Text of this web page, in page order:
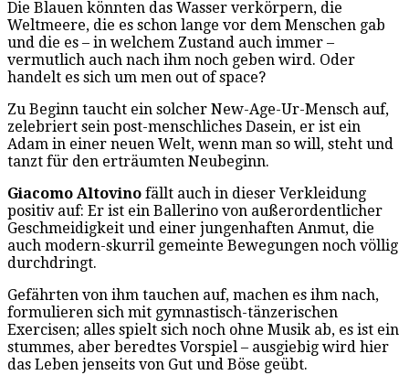
Die Blauen könnten das Wasser verkörpern, die
Weltmeere, die es schon lange vor dem Menschen gab
und die es – in welchem Zustand auch immer –
vermutlich auch nach ihm noch geben wird. Oder
handelt es sich um men out of space?
Zu Beginn taucht ein solcher New-Age-Ur-Mensch auf,
zelebriert sein post-menschliches Dasein, er ist ein
Adam in einer neuen Welt, wenn man so will, steht und
tanzt für den erträumten Neubeginn.
Giacomo Altovino fällt auch in dieser Verkleidung
positiv auf: Er ist ein Ballerino von außerordentlicher
Geschmeidigkeit und einer jungenhaften Anmut, die
auch modern-skurril gemeinte Bewegungen noch völlig
durchdringt.
Gefährten von ihm tauchen auf, machen es ihm nach,
formulieren sich mit gymnastisch-tänzerischen
Exercisen; alles spielt sich noch ohne Musik ab, es ist ein
stummes, aber beredtes Vorspiel – ausgiebig wird hier
das Leben jenseits von Gut und Böse geübt.